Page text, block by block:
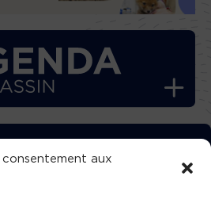
consentement aux
GRATUITEMENT
TVBA !